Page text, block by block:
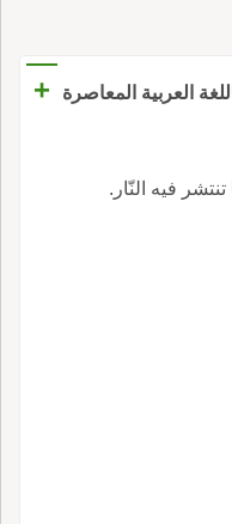
العربية المعاصرة +
فيه النّار.